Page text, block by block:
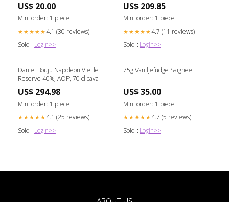
US$ 20.00
Min. order: 1 piece
★★★★★4.1 (30 reviews)
Sold : Login>>
US$ 209.85
Min. order: 1 piece
★★★★★4.7 (11 reviews)
Sold : Login>>
Daniel Bouju Napoleon Vieille
Reserve 40%, AOP, 70 cl cava
US$ 294.98
Min. order: 1 piece
★★★★★4.1 (25 reviews)
Sold : Login>>
75g Vaniljefudge Saignee
US$ 35.00
Min. order: 1 piece
★★★★★4.7 (5 reviews)
Sold : Login>>